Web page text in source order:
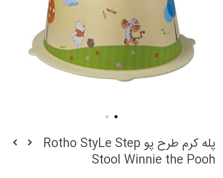
پله کرم طرح پو Rotho StyLe Step
Stool Winnie the Pooh